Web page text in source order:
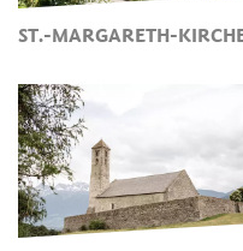
ST.-MARGARETH-